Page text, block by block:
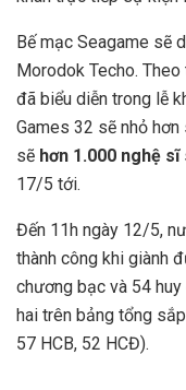
Bế mạc Seagame sẽ
Morodok Techo.
đã biểu diễn trong lễ
Games 32 sẽ nhỏ
sẽ hơn 1.000 nghệ sĩ
17/5 tới.
Đến 11h ngày 12/5,
thành công khi giành
chương bạc và 54
hai trên bảng tổng
57 HCB, 52 HCĐ).